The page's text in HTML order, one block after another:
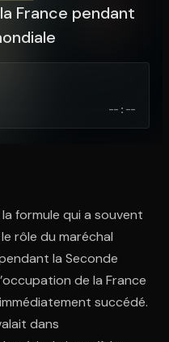
pointe sur le code. C'est gratuit à
France pendant
--:--
formule qui a souvent
rôle du maréchal
la Seconde
de la France
succédé.
dans